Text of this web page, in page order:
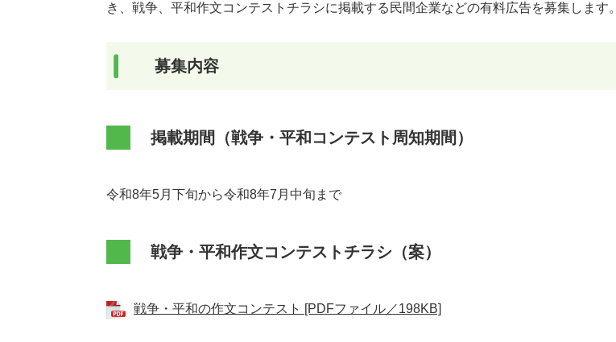
き、戦争、平和作文コンテストチラシに掲載する民間企業などの有料広告を募集します。
募集内容
掲載期間（戦争・平和コンテスト周知期間）
令和8年5月下旬から令和8年7月中旬まで
戦争・平和作文コンテストチラシ（案）
戦争・平和の作文コンテスト [PDFファイル／198KB]